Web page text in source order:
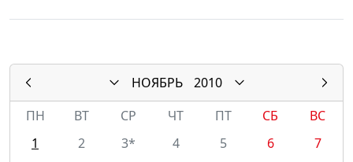
НОЯБРЬ
2010
ПН
ВТ СР ЧТ ПТ СБ
ВС
1
2 3* 4 5 6
7